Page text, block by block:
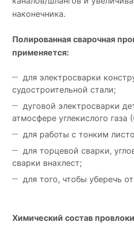
наконечника.
Полированная сварочная
применяется:
для электросварки
судостроительной стали;
дуговой электросварки
атмосфере углекислого газа
для работы с тонким
для торцевой сварки,
сварки внахлест;
для того, чтобы уберечь
Химический состав